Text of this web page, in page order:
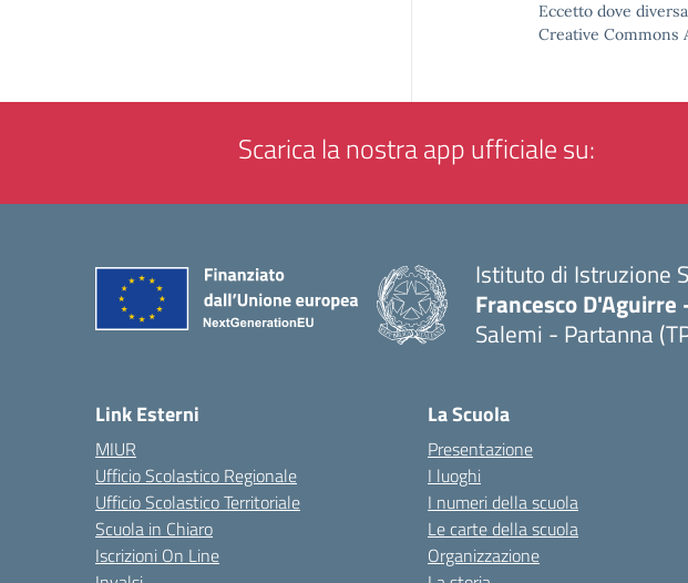
Eccetto dove
Creative Commons
Scarica la nostra app ufficiale su:
Istituto di Istruzione
Francesco
Salemi - Partanna
Link Esterni
MIUR
Ufficio Scolastico Regionale
Ufficio Scolastico Territoriale
Scuola in Chiaro
Iscrizioni On Line
La Scuola
Presentazione
I luoghi
I numeri della scuola
Le carte della scuola
Organizzazione